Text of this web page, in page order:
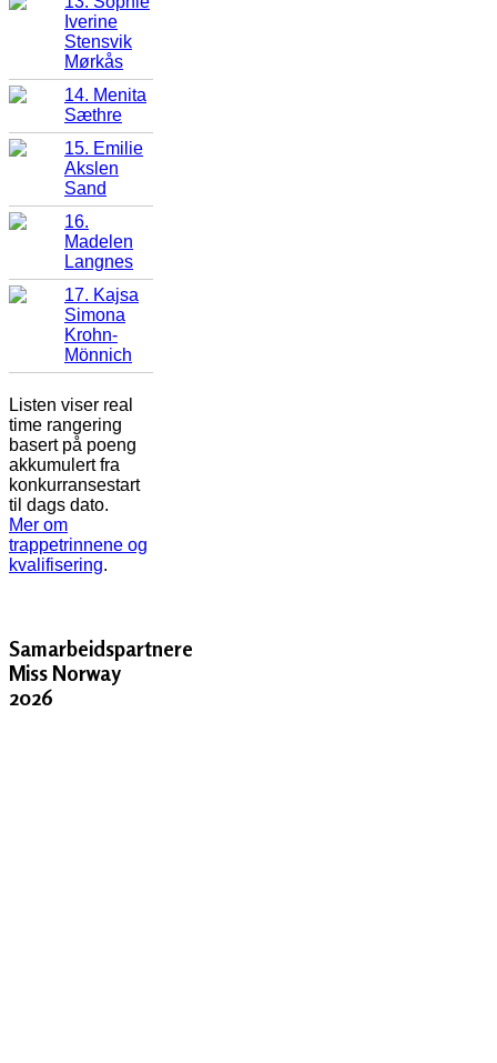
Iverine
Stensvik
Mørkås
14. Menita
Sæthre
15. Emilie
Akslen
Sand
16.
Madelen
Langnes
17. Kajsa
Simona
Krohn-
Mönnich
Listen viser real
time rangering
basert på poeng
akkumulert fra
konkurransestart
til dags dato.
Mer om
trappetrinnene og
kvalifisering.
Samarbeidspartnere
Miss Norway
2026